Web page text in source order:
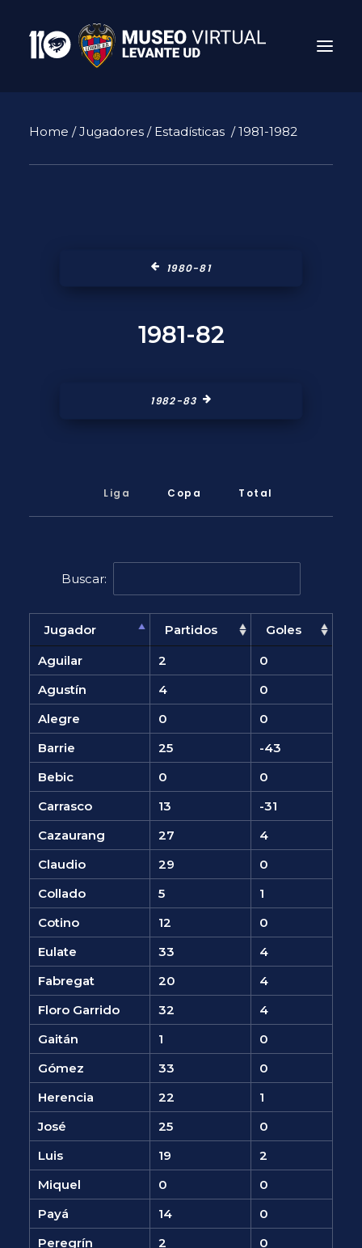
Home /Jugadores / Estadísticas / 1981-1982
1980-81
1981-82
1982-83
Liga Copa Total
Buscar:
Jugador Partidos
Goles
Aguilar
2
0
Agustín
4
0
Alegre
0
0
Barrie
25
-43
Bebic
0
0
Carrasco
13
-31
Cazaurang
27
4
Claudio
29
0
Collado
5
1
Cotino
12
0
Eulate
33
4
Fabregat
20
4
Floro Garrido
32
4
Gaitán
1
0
Gómez
33
0
Herencia
22
1
José
25
0
Luis
19
2
Miquel
0
0
Payá
14
0
Peregrín
2
0